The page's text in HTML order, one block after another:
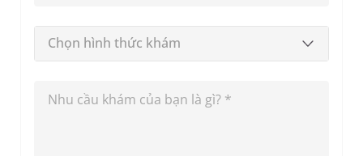
Chọn hình thức khám